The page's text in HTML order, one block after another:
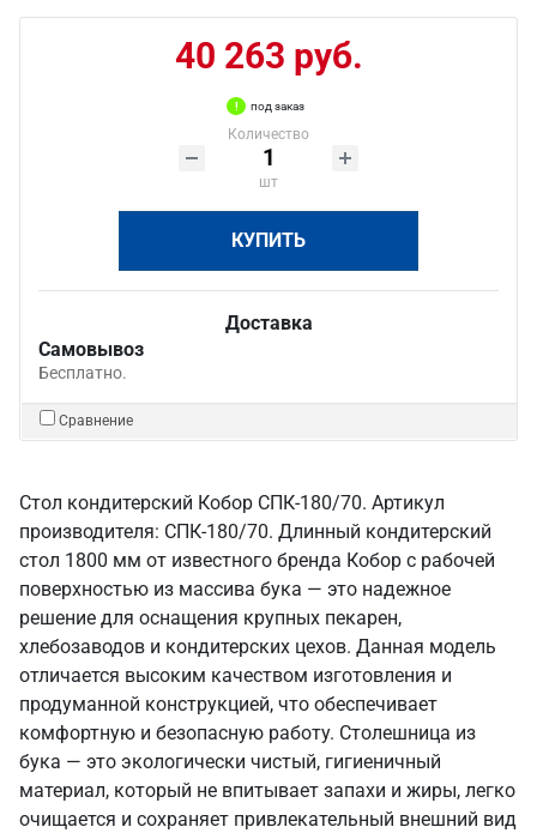
40 263 руб.
под заказ
Количество
шт
КУПИТЬ
Доставка
Самовывоз
Бесплатно.
Сравнение
Стол кондитерский Кобор СПК-180/70. Артикул
производителя: СПК-180/70. Длинный кондитерский
стол 1800 мм от известного бренда Кобор с рабочей
поверхностью из массива бука — это надежное
решение для оснащения крупных пекарен,
хлебозаводов и кондитерских цехов. Данная модель
отличается высоким качеством изготовления и
продуманной конструкцией, что обеспечивает
комфортную и безопасную работу. Столешница из
бука — это экологически чистый, гигиеничный
материал, который не впитывает запахи и жиры, легко
очищается и сохраняет привлекательный внешний вид